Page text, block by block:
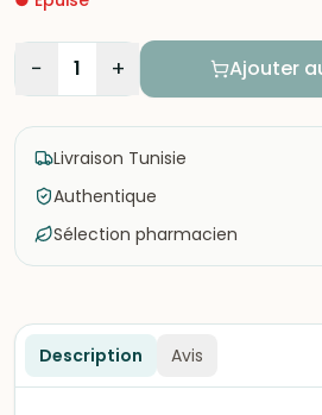
− 1 + Ajouter
Livraison Tunisie
Authentique
Sélection pharmacien
Description Avis